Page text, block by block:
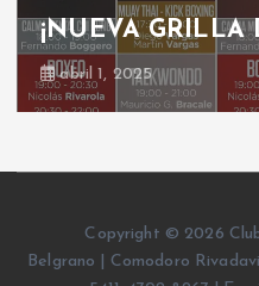
¡NUEVA GRILLA
abril 1, 2025
Copyright © 2026
Belgrano | Comodoro